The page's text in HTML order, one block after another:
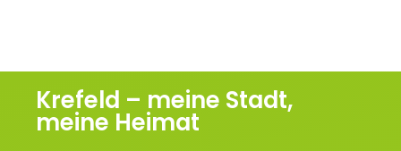
Krefeld – meine Stadt,
meine Heimat